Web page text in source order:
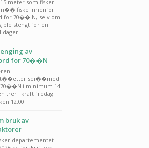
meter som fisker
n�� fiske innenfor
for 70�� N, selv om
stengt for en
av
for 70��N
sei��med
i minimum 14
trer i kraft fredag
12.00.
bruk av